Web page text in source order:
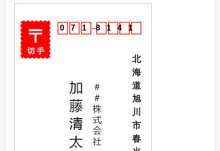
0 7 1 8 1 4 1
北
海
道
旭
川
市
春